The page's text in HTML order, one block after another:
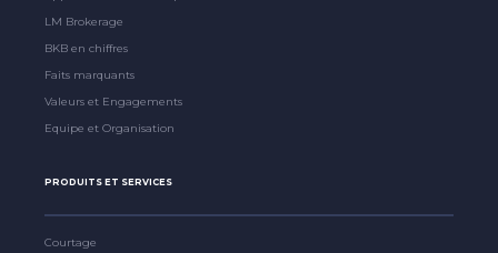
LM Brokerage
BKB en chiffres
Faits marquants
Valeurs et Engagements
Equipe et Organisation
PRODUITS ET SERVICES
Courtage